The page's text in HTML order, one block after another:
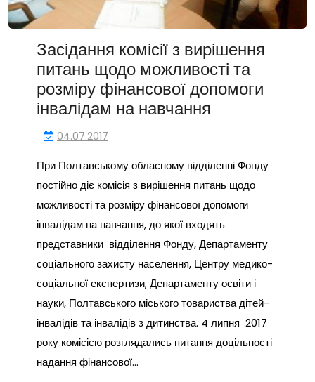
Засідання комісії з вирішення
питань щодо можливості та
розміру фінансової допомоги
інвалідам на навчання
04.07.2017
При Полтавському обласному відділенні Фонду
постійно діє комісія з вирішення питань щодо
можливості та розміру фінансової допомоги
інвалідам на навчання, до якої входять
представники відділення Фонду, Департаменту
соціального захисту населення, Центру медико-
соціальної експертизи, Департаменту освіти і
науки, Полтавського міського товариства дітей-
інвалідів та інвалідів з дитинства. 4 липня 2017
року комісією розглядались питання доцільності
надання фінансової…